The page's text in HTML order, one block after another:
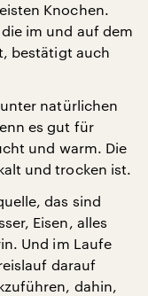
Knochen.
im und auf dem
bestätigt auch
natürlichen
es gut für
und warm. Die
und trocken ist.
das sind
Eisen, alles
Und im Laufe
darauf
dahin,